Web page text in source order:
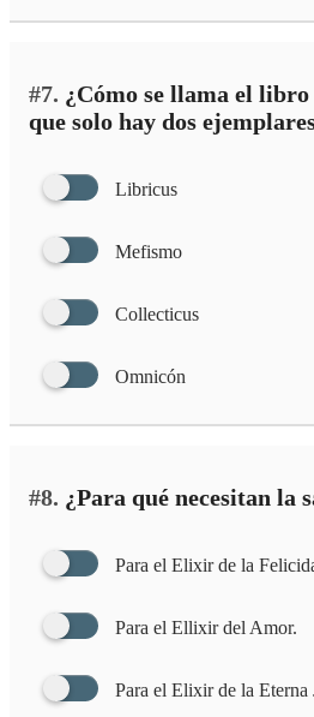
#7. ¿Cómo se llama el libro
que solo hay dos
Libricus
Mefismo
Collecticus
Omnicón
#8. ¿Para qué necesitan la
Para el Elixir de la
Para el Ellixir del Amor.
Para el Elixir de la Eterna